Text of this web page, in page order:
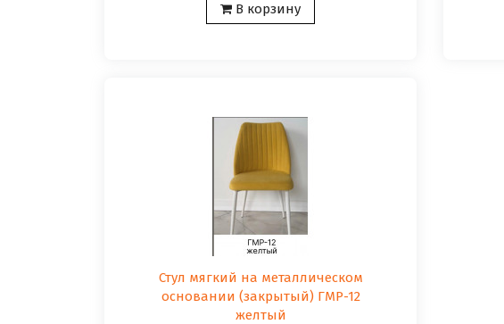
В корзину
Стул мягкий на металлическом
основании (закрытый) ГМР-12
желтый